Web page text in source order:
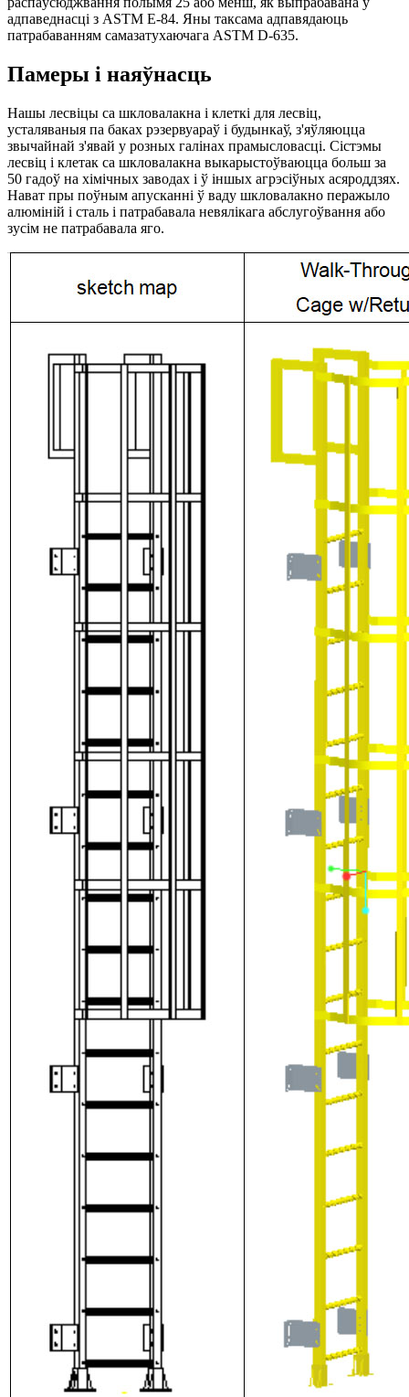
адпаведнасці з ASTM E-84. Яны таксама адпавядаюць
патрабаванням самазатухаючага ASTM D-635.
Памеры і наяўнасць
Нашы лесвіцы са шкловалакна і клеткі для лесвіц,
усталяваныя па баках рэзервуараў і будынкаў, з'яўляюцца
звычайнай з'явай у розных галінах прамысловасці. Сістэмы
лесвіц і клетак са шкловалакна выкарыстоўваюцца больш за
50 гадоў на хімічных заводах і ў іншых агрэсіўных асяроддзях.
Нават пры поўным апусканні ў ваду шкловалакно перажыло
алюміній і сталь і патрабавала невялікага абслугоўвання або
зусім не патрабавала яго.